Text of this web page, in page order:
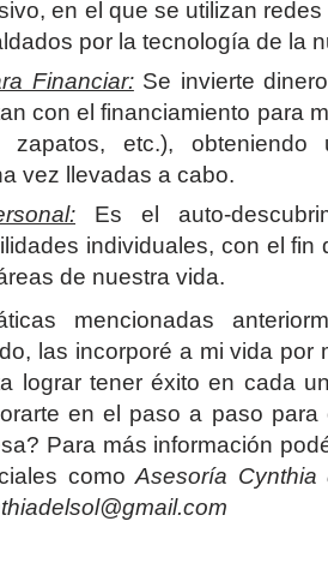
en el que se utilizan
por la tecnología de la
Financiar:Se invierte
con el financiamiento para
zapatos, etc.),
vez llevadas a cabo.
Es el auto-
individuales, con el fin
de nuestra vida.
mencionadas
las incorporé a mi vida por
lograr tener éxito en cada
en el paso a paso para
Para más información
comoAsesoría Cynthia